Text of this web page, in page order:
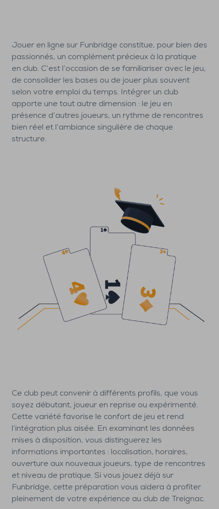
Jouer en ligne sur Funbridge constitue, pour bien des
passionnés, un complément précieux à la pratique
en club. C’est l’occasion de se familiariser avec le jeu,
de consolider les bases ou de jouer plus souvent
selon votre emploi du temps. Intégrer un club
apporte une tout autre dimension : le jeu en
présence d’autres joueurs, un rythme de rencontres
bien réel et l’ambiance singulière de chaque
structure.
Ce club peut convenir à différents profils, que vous
soyez débutant, joueur en reprise ou expérimenté.
Cette variété favorise le confort de jeu et rend
l’intégration plus aisée. En examinant les données
mises à disposition, vous distinguerez les
informations importantes : localisation, horaires,
ouverture aux nouveaux joueurs, type de rencontres
et niveau de pratique. Si vous jouez déjà sur
Funbridge, cette préparation vous aidera à profiter
pleinement de votre expérience au club de Treignac.